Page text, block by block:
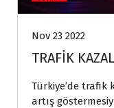
Nov 23 2022
TRAFİK
Türkiye’de trafik
artış